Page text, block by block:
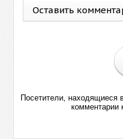
Оставить
Посетители, находящиеся
комментарии